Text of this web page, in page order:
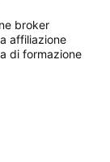
broker
affiliazione
di formazione